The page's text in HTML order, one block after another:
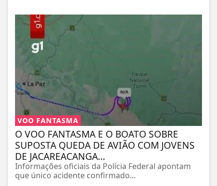
VOO FANTASMA
O VOO FANTASMA E O BOATO SOBRE
SUPOSTA QUEDA DE AVIÃO COM JOVENS
DE JACAREACANGA...
Informações oficiais da Polícia Federal apontam
que único acidente confirmado...